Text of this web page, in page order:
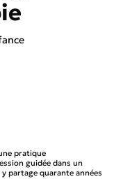
pratique
guidée dans un
partage quarante années